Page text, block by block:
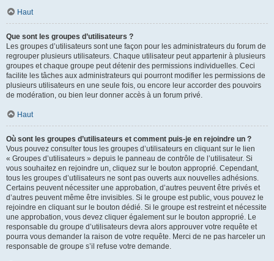
Haut
Que sont les groupes d’utilisateurs ?
Les groupes d’utilisateurs sont une façon pour les administrateurs du forum de
regrouper plusieurs utilisateurs. Chaque utilisateur peut appartenir à plusieurs
groupes et chaque groupe peut détenir des permissions individuelles. Ceci
facilite les tâches aux administrateurs qui pourront modifier les permissions de
plusieurs utilisateurs en une seule fois, ou encore leur accorder des pouvoirs
de modération, ou bien leur donner accès à un forum privé.
Haut
Où sont les groupes d’utilisateurs et comment puis-je en rejoindre un ?
Vous pouvez consulter tous les groupes d’utilisateurs en cliquant sur le lien
« Groupes d’utilisateurs » depuis le panneau de contrôle de l’utilisateur. Si
vous souhaitez en rejoindre un, cliquez sur le bouton approprié. Cependant,
tous les groupes d’utilisateurs ne sont pas ouverts aux nouvelles adhésions.
Certains peuvent nécessiter une approbation, d’autres peuvent être privés et
d’autres peuvent même être invisibles. Si le groupe est public, vous pouvez le
rejoindre en cliquant sur le bouton dédié. Si le groupe est restreint et nécessite
une approbation, vous devez cliquer également sur le bouton approprié. Le
responsable du groupe d’utilisateurs devra alors approuver votre requête et
pourra vous demander la raison de votre requête. Merci de ne pas harceler un
responsable de groupe s’il refuse votre demande.